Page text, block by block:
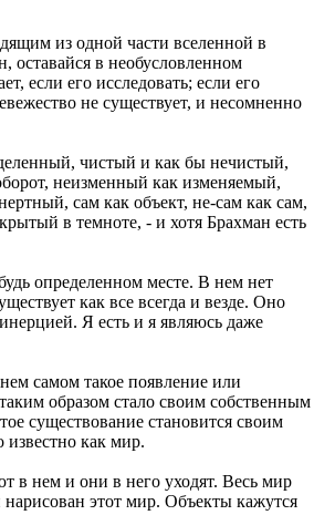
из одной части вселенной в
оставайся в необусловленном
если его исследовать; если его
не существует, и несомненно
чистый и как бы нечистый,
неизменный как изменяемый,
сам как объект, не-сам как сам,
в темноте, - и хотя Брахман есть
определенном месте. В нем нет
как все всегда и везде. Оно
Я есть и я являюсь даже
самом такое появление или
образом стало своим собственным
существование становится своим
как мир.
в нем и они в него уходят. Весь мир
нарисован этот мир. Объекты кажутся